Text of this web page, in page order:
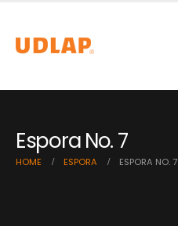
Espora No. 7
HOME ESPORA ESPORA NO. 7